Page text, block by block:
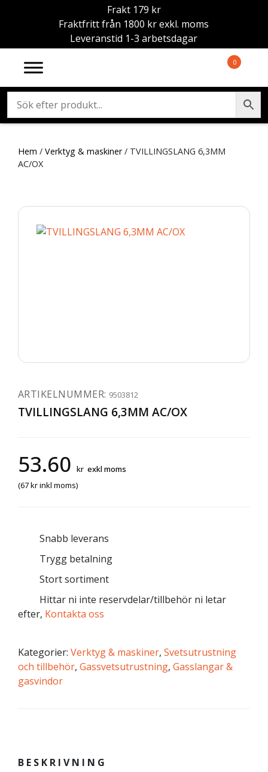
Frakt 179 kr
Fraktfritt från 1800 kr exkl. moms
Leveranstid 1-3 arbetsdagar
0
Hem / Verktyg & maskiner/ TVILLINGSLANG 6,3MM
AC/OX
ARTIKELNUMMER: 9503812
TVILLINGSLANG 6,3MM AC/OX
53.60 kr exkl moms
(67krinkl moms)
Snabb leverans
Trygg betalning
Stort sortiment
Hittar ni inte reservdelar/tillbehör ni letar
efter, Kontakta oss
Kategorier: Verktyg & maskiner, Svetsutrustning
och tillbehör, Gassvetsutrustning, Gasslangar &
gasvindor
BESKRIVNING